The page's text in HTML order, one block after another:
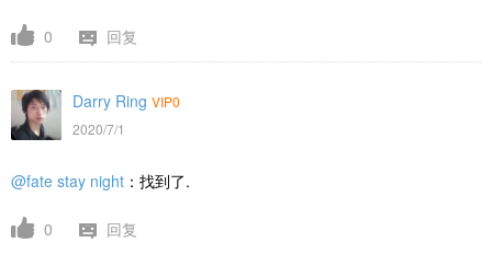
0 回复
Darry Ring VIP0
2020/7/1
@fate stay night ：找到了.
0 回复